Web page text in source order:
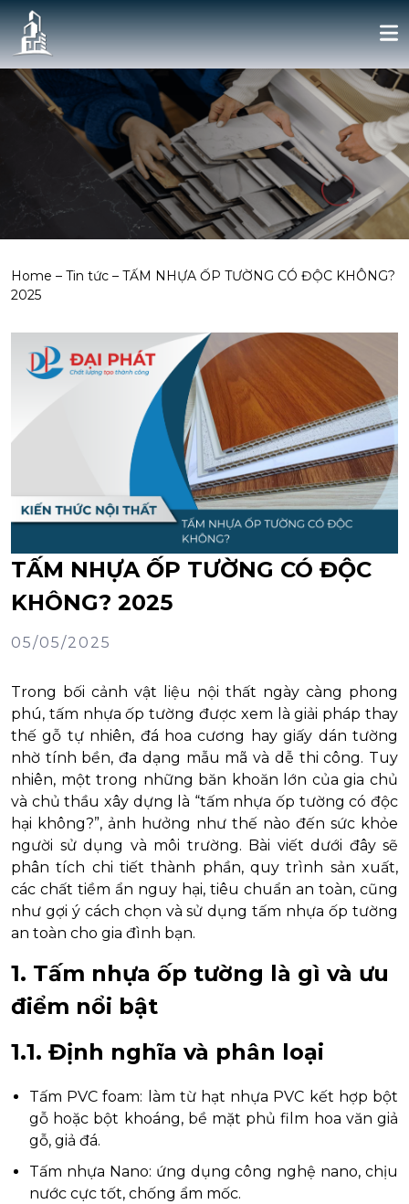
Home – Tin tức – TẤM NHỰA ỐP TƯỜNG CÓ ĐỘC KHÔNG?
2025
TẤM NHỰA ỐP TƯỜNG CÓ ĐỘC
KHÔNG? 2025
05/05/2025
Trong bối cảnh vật liệu nội thất ngày càng phong
phú, tấm nhựa ốp tường được xem là giải pháp thay
thế gỗ tự nhiên, đá hoa cương hay giấy dán tường
nhờ tính bền, đa dạng mẫu mã và dễ thi công. Tuy
nhiên, một trong những băn khoăn lớn của gia chủ
và chủ thầu xây dựng là “tấm nhựa ốp tường có độc
hại không?”, ảnh hưởng như thế nào đến sức khỏe
người sử dụng và môi trường. Bài viết dưới đây sẽ
phân tích chi tiết thành phần, quy trình sản xuất,
các chất tiềm ẩn nguy hại, tiêu chuẩn an toàn, cũng
như gợi ý cách chọn và sử dụng tấm nhựa ốp tường
an toàn cho gia đình bạn.
1. Tấm nhựa ốp tường là gì và ưu
điểm nổi bật
1.1. Định nghĩa và phân loại
Tấm PVC foam: làm từ hạt nhựa PVC kết hợp bột
gỗ hoặc bột khoáng, bề mặt phủ film hoa văn giả
gỗ, giả đá.
Tấm nhựa Nano: ứng dụng công nghệ nano, chịu
nước cực tốt, chống ẩm mốc.